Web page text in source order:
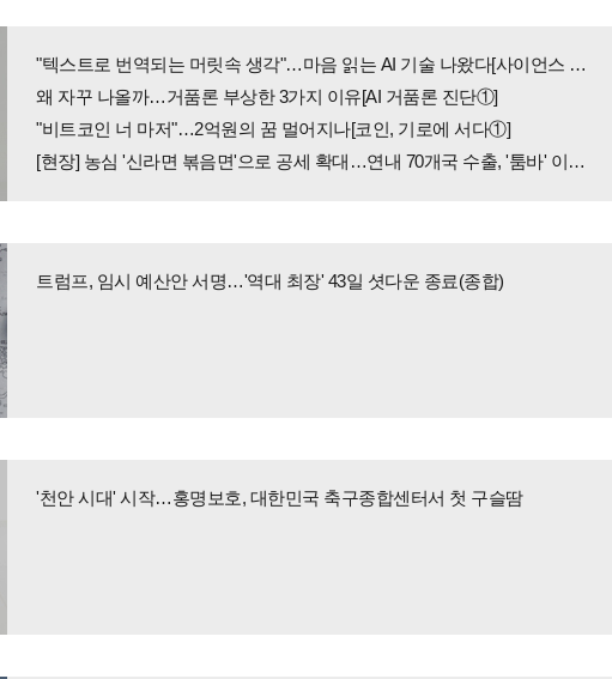
"텍스트로 번역되는 머릿속 생각"…마음 읽는 AI 기술 나왔다[사이언스 PICK]
왜 자꾸 나올까…거품론 부상한 3가지 이유[AI 거품론 진단①]
"비트코인 너 마저"…2억원의 꿈 멀어지나[코인, 기로에 서다①]
[현장] 농심 '신라면 볶음면'으로 공세 확대…연내 70개국 수출, '툼바' 이어 글로벌 공략
트럼프, 임시 예산안 서명…'역대 최장' 43일 셧다운 종료(종합)
'천안 시대' 시작…홍명보호, 대한민국 축구종합센터서 첫 구슬땀